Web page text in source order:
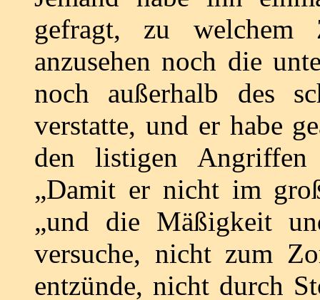
gefragt, zu
anzusehen noch die
noch außerhalb des
verstatte, und er habe
den listigen Angriffen
„Damit er nicht im
„und die Mäßigkeit
versuche, nicht zum
entzünde, nicht durch